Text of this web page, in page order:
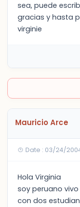
sea, puede
gracias y hasta
virginie
Mauricio Arce
Date : 03/24/
Hola Virginia
soy peruano
con dos